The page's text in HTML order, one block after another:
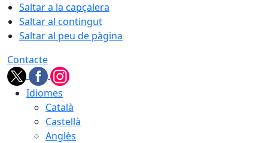
Saltar a la capçalera
Saltar al contingut
Saltar al peu de pàgina
Contacte
Idiomes
Català
Castellà
Anglès